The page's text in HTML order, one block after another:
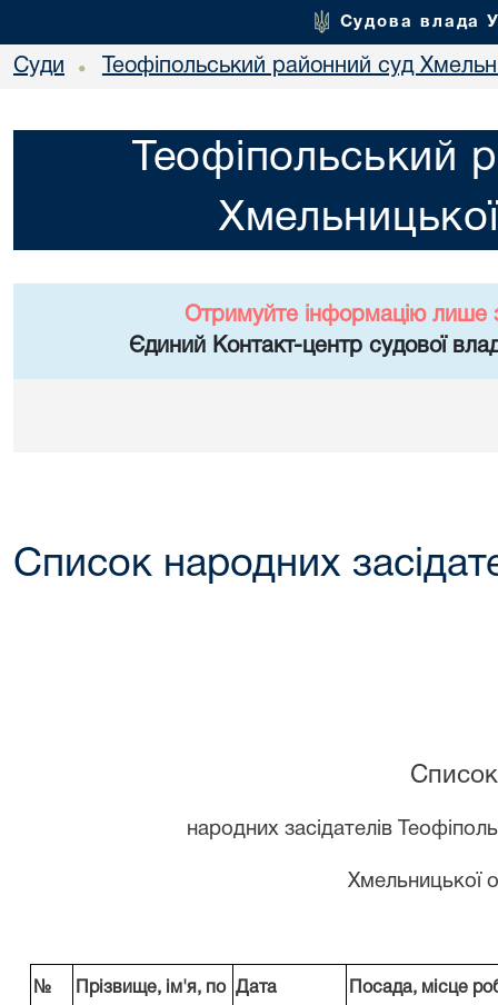
Судова влада
Суди • Теофіпольський районний суд
Теофіпольський
Отримуйте інформацію лише
Єдиний Контакт-центр судової
Список народних
Список
народних засідателів
Хмельницької
№ Прізвище, ім'я, по Дата Посада, місце